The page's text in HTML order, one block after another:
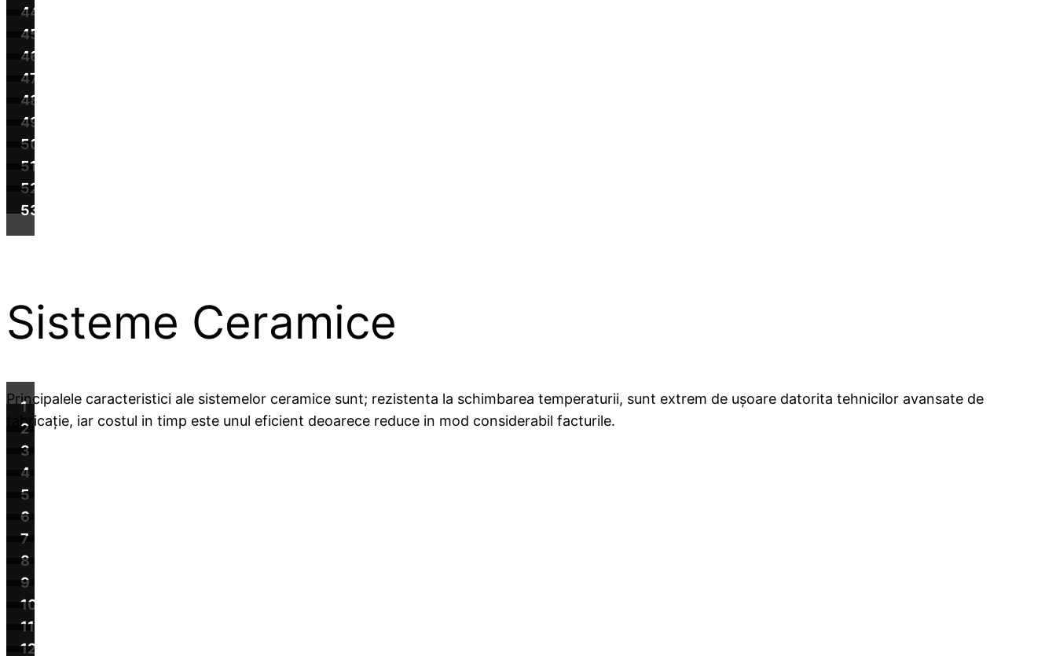
44
45
46
47
48
49
50
51
52
53
Sisteme Ceramice
Principalele caracteristici ale sistemelor ceramice sunt; rezistenta la schimbarea temperaturii, sunt extrem de ușoare datorita tehnicilor avansate de
fabricație, iar costul in timp este unul eficient deoarece reduce in mod considerabil facturile.
1
2
3
4
5
6
7
8
9
10
11
12